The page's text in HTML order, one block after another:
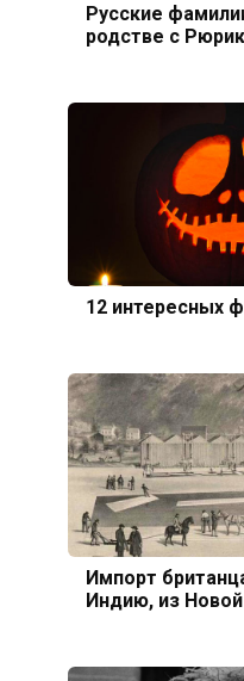
Русские
родстве с
12 интересных
Импорт
Индию, из